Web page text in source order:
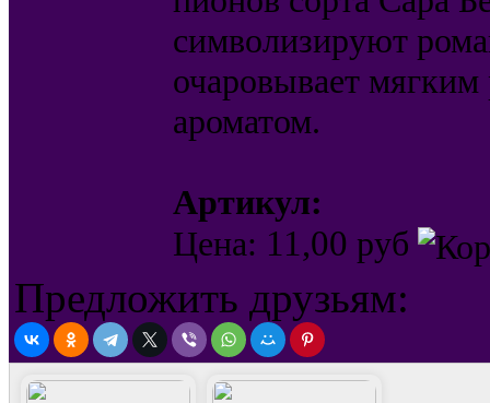
символизируют
очаровывает
ароматом.
Артикул:
Цена: 11,00 руб
Предложить друзьям: